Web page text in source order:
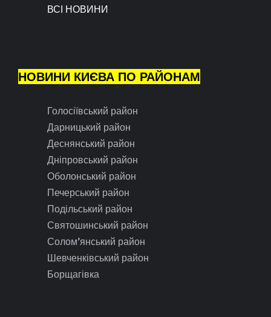
ВСІ НОВИНИ
НОВИНИ КИЄВА ПО РАЙОНАМ
Голосіївський район
Дарницький район
Деснянський район
Дніпровський район
Оболонський район
Печерський район
Подільський район
Святошинський район
Солом’янський район
Шевченківський район
Борщагівка